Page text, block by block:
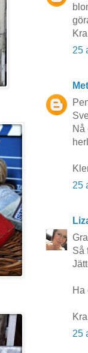
25
Nå
25
Så
Ha
25